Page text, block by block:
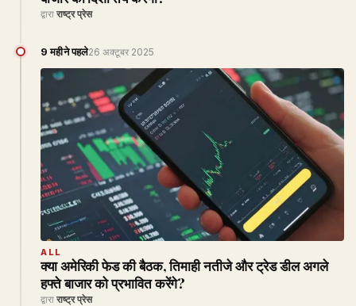
द्वारा राष्ट्र प्रेस
9 महीने पहले26 अक्टूबर 2025
ALL
क्या अमेरिकी फेड की बैठक, तिमाही नतीजे और ट्रेड डील अगले
हफ्ते बाजार को प्रभावित करेंगे?
द्वारा राष्ट्र प्रेस